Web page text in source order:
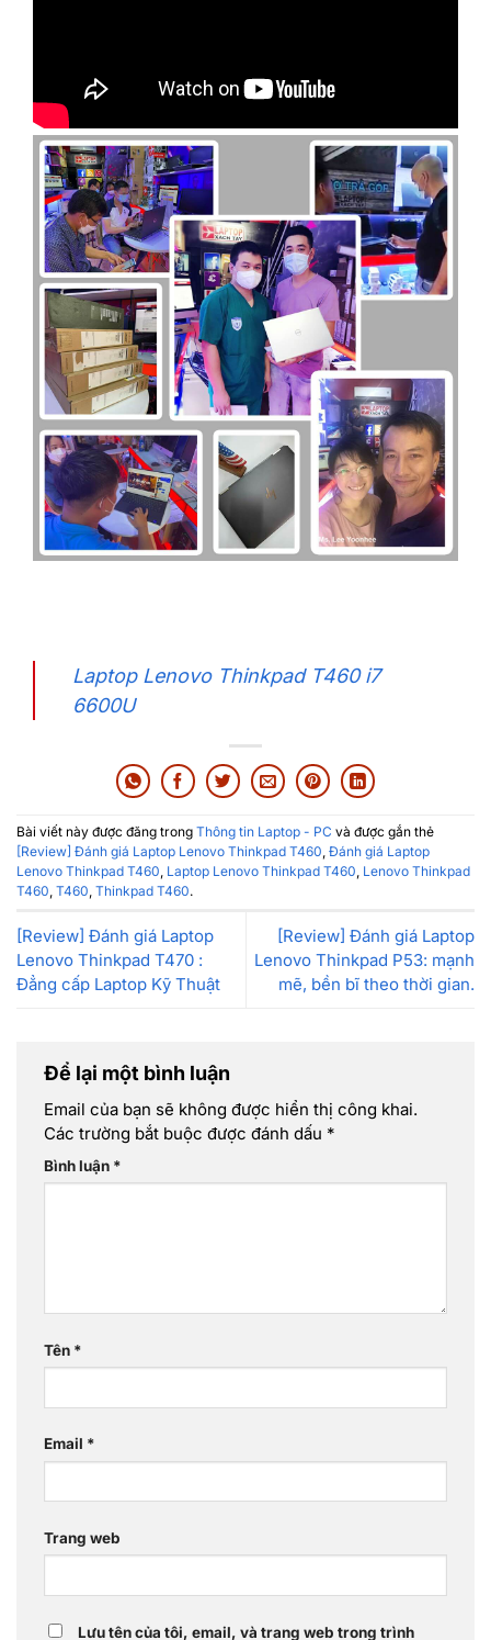
Laptop Lenovo Thinkpad T460 i7
6600U
Bài viết này được đăng trong Thông tin Laptop - PC và được gắn thẻ
[Review] Đánh giá Laptop Lenovo Thinkpad T460, Đánh giá Laptop
Lenovo Thinkpad T460, Laptop Lenovo Thinkpad T460, Lenovo Thinkpad
T460, T460, Thinkpad T460.
[Review] Đánh giá Laptop
Lenovo Thinkpad T470 :
Đẳng cấp Laptop Kỹ Thuật
[Review] Đánh giá Laptop
Lenovo Thinkpad P53: mạnh
mẽ, bền bĩ theo thời gian.
Để lại một bình luận
Email của bạn sẽ không được hiển thị công khai.
Các trường bắt buộc được đánh dấu *
Bình luận *
Tên *
Email *
Trang web
Lưu tên của tôi, email, và trang web trong trình